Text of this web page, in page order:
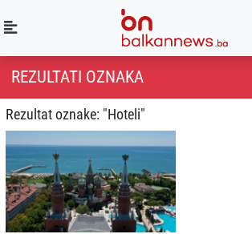
REZULTATI OZNAKA
Rezultat oznake: "Hoteli"